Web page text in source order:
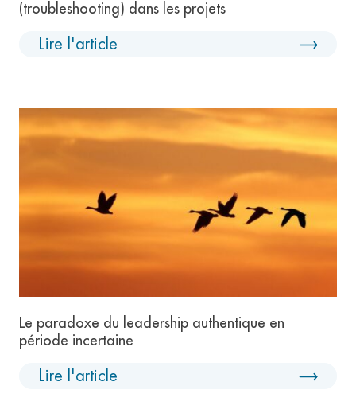
(troubleshooting) dans les projets
Lire l'article
Le paradoxe du leadership authentique en
période incertaine
Lire l'article